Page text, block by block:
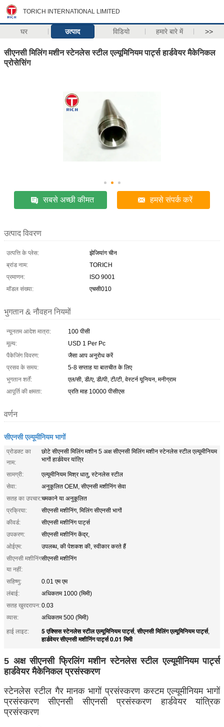
TORICH INTERNATIONAL LIMITED
घर उत्पाद विडियो हमारे बारे में >>
सीएनसी मिलिंग मशीन स्टेनलेस स्टील एल्यूमिनियम पार्ट्स हार्डवेयर मैकेनिकल
प्रोसेसिंग
सबसे अच्छी कीमत हमसे संपर्क करें
उत्पाद विवरण
उत्पत्ति के प्लेस:
झेजियांग चीन
ब्रांड नाम:
TORICH
प्रमाणन:
ISO 9001
मॉडल संख्या:
एचसी010
भुगतान & नौवहन नियमों
न्यूनतम आदेश मात्रा:
100 पीसी
मूल्य:
USD 1 Per Pc
पैकेजिंग विवरण:
जैसा आप अनुरोध करें
प्रसव के समय:
5-8 सप्ताह या बातचीत के लिए
भुगतान शर्तें:
एल/सी, डी/ए, डी/पी, टी/टी, वेस्टर्न यूनियन, मनीग्राम
आपूर्ति की क्षमता:
प्रति माह 10000 पीसीएस
वर्णन
सीएनसी एल्यूमीनियम भागों
प्रोडक्ट का
नाम:
छोटे सीएनसी मिलिंग मशीन 5 अक्ष सीएनसी मिलिंग मशीन स्टेनलेस स्टील एल्यूमीनियम
भागों हार्डवेयर यांत्रि
सामग्री:
एल्यूमीनियम मिश्र धातु, स्टेनलेस स्टील
सेवा:
अनुकूलित OEM, सीएनसी मशीनिंग सेवा
सतह का उपचार:चमकाने या अनुकूलित
प्रक्रिया:
सीएनसी मशीनिंग, मिलिंग सीएनसी भागों
कीवर्ड:
सीएनसी मशीनिंग पार्ट्स
उपकरण:
सीएनसी मशीनिंग केंद्र,
ओईएम:
उपलब्ध, की पेशकश की, स्वीकार करते हैं
सीएनसी मशीनिंग
या नहीं:
सीएनसी मशीनिंग
सहिष्णु:
0.01 एम एम
लंबाई:
अधिकतम 1000 (मिमी)
सतह खुरदरापन:0.03
व्यास:
अधिकतम 500 (मिमी)
हाई लाइट:
5 एक्सिस स्टेनलेस स्टील एल्यूमिनियम पार्ट्स,सीएनसी मिलिंग एल्यूमिनियम पार्ट्स,
हार्डवेयर सीएनसी मशीनिंग पार्ट्स 0.01 मिमी
5 अक्ष सीएनसी फ्रिलिंग मशीन स्टेनलेस स्टील एल्यूमीनियम पार्ट्स
हार्डवेयर मैकेनिकल प्रसंस्करण
स्टेनलेस स्टील गैर मानक भागों प्रसंस्करण कस्टम एल्यूमीनियम भागों
प्रसंस्करण सीएनसी सीएनसी प्रसंस्करण हार्डवेयर यांत्रिक
प्रसंस्करण